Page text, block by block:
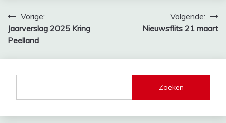
Bericht
navigatie
Vorige:
Jaarverslag 2025 Kring
Peelland
Volgende:
Nieuwsflits 21 maart
Zoeken